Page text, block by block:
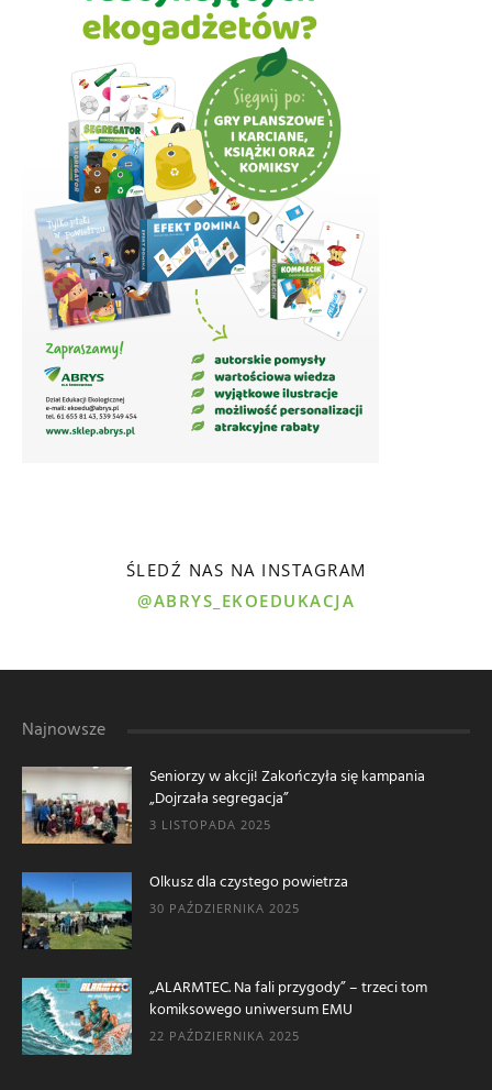
ŚLEDŹ NAS NA INSTAGRAM
@ABRYS_EKOEDUKACJA
Najnowsze
Seniorzy w akcji! Zakończyła się kampania
„Dojrzała segregacja”
3 LISTOPADA 2025
Olkusz dla czystego powietrza
30 PAŹDZIERNIKA 2025
„ALARMTEC. Na fali przygody” – trzeci tom
komiksowego uniwersum EMU
22 PAŹDZIERNIKA 2025